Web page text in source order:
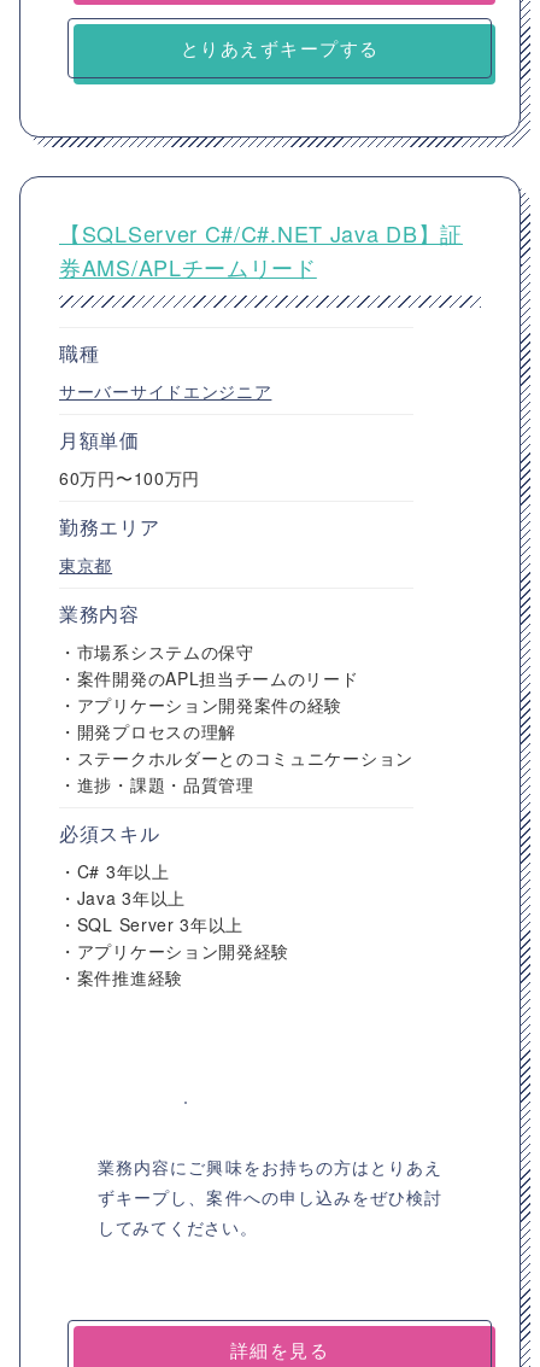
とりあえずキープする
【SQLServer C#/C#.NET Java DB】証
券AMS/APLチームリード
職種
サーバーサイドエンジニア
月額単価
60万円〜100万円
勤務エリア
東京都
業務内容
・市場系システムの保守
・案件開発のAPL担当チームのリード
・アプリケーション開発案件の経験
・開発プロセスの理解
・ステークホルダーとのコミュニケーション
・進捗・課題・品質管理
必須スキル
・C# 3年以上
・Java 3年以上
・SQL Server 3年以上
・アプリケーション開発経験
・案件推進経験
業務内容にご興味をお持ちの方はとりあえ
ずキープし、案件への申し込みをぜひ検討
してみてください。
詳細を見る